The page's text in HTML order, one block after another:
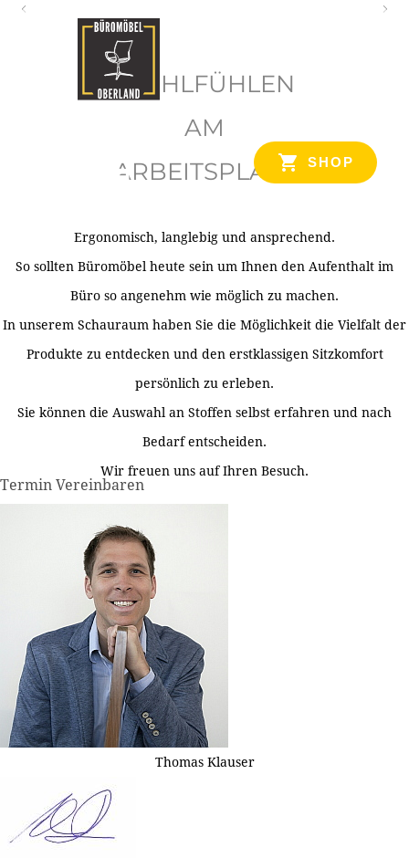
SHOP
WOHLFÜHLEN
AM
ARBEITSPLATZ
Ergonomisch, langlebig und ansprechend.
So sollten Büromöbel heute sein um Ihnen den Aufenthalt im
Büro so angenehm wie möglich zu machen.
In unserem Schauraum haben Sie die Möglichkeit die Vielfalt der
Produkte zu entdecken und den erstklassigen Sitzkomfort
persönlich zu erleben.
Sie können die Auswahl an Stoffen selbst erfahren und nach
Bedarf entscheiden.
Wir freuen uns auf Ihren Besuch.
Termin Vereinbaren
Thomas Klauser